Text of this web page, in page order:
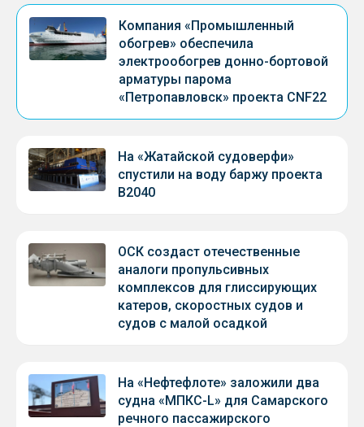
Компания «Промышленный
обогрев» обеспечила
электрообогрев донно-бортовой
арматуры парома
«Петропавловск» проекта CNF22
На «Жатайской судоверфи»
спустили на воду баржу проекта
В2040
ОСК создаст отечественные
аналоги пропульсивных
комплексов для глиссирующих
катеров, скоростных судов и
судов с малой осадкой
На «Нефтефлоте» заложили два
судна «МПКС-L» для Самарского
речного пассажирского